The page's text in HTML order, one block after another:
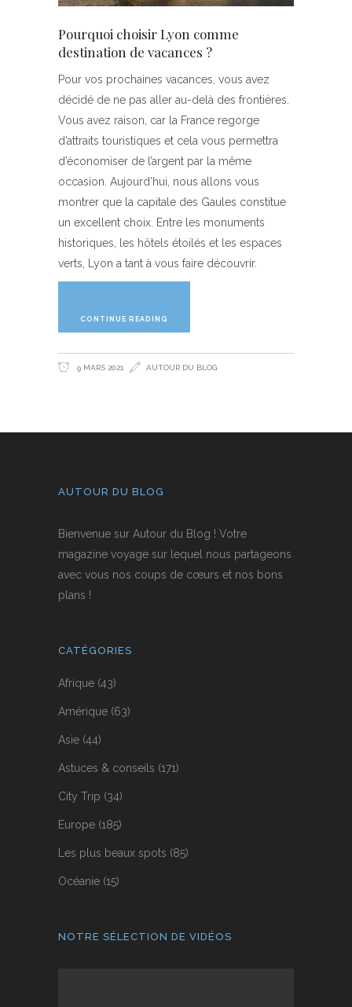
Pourquoi choisir Lyon comme
destination de vacances ?
Pour vos prochaines vacances, vous avez
décidé de ne pas aller au-delà des frontières.
Vous avez raison, car la France regorge
d’attraits touristiques et cela vous permettra
d’économiser de l’argent par la même
occasion. Aujourd’hui, nous allons vous
montrer que la capitale des Gaules constitue
un excellent choix. Entre les monuments
historiques, les hôtels étoilés et les espaces
verts, Lyon a tant à vous faire découvrir.
CONTINUE READING
9 MARS 2021 AUTOUR DU BLOG
AUTOUR DU BLOG
Bienvenue sur Autour du Blog ! Votre
magazine voyage sur lequel nous partageons
avec vous nos coups de cœurs et nos bons
plans !
CATÉGORIES
Afrique (43)
Amérique (63)
Asie (44)
Astuces & conseils (171)
City Trip (34)
Europe (185)
Les plus beaux spots (85)
Océanie (15)
NOTRE SÉLECTION DE VIDÉOS